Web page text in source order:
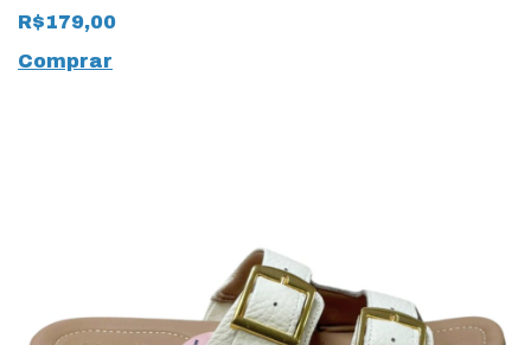
natural com Ajustes
14070 Preto
R$179,00
Comprar